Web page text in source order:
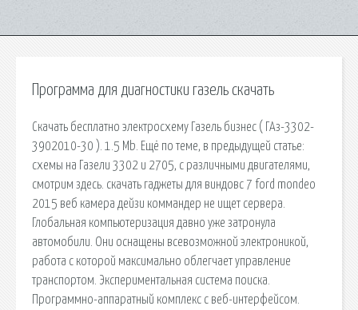
Программа для диагностики газель скачать
Скачать бесплатно электросхему Газель бизнес ( ГАз-3302-
3902010-30 ). 1.5 Mb. Ещё по теме, в предыдущей статье:
схемы на Газели 3302 и 2705, с различными двигателями,
смотрим здесь. скачать гаджеты для виндовс 7 ford mondeo
2015 веб камера дейзи коммандер не ищет сервера.
Глобальная компьютеризация давно уже затронула
автомобили. Они оснащены всевозможной электроникой,
работа с которой максимально облегчает управление
транспортом. Экспериментальная система поиска.
Программно-аппаратный комплекс с веб-интерфейсом.